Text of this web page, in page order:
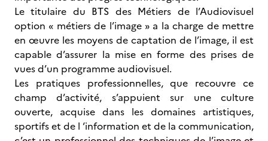
Le titulaire du BTS des Métiers de l’Audiovisuel
option « métiers de l’image » a la charge de mettre
en œuvre les moyens de captation de l’image, il est
capable d’assurer la mise en forme des prises de
vues d’un programme audiovisuel.
Les pratiques professionnelles, que recouvre ce
champ d’activité, s’appuient sur une culture
ouverte, acquise dans les domaines artistiques,
sportifs et de l ‘information et de la communication,